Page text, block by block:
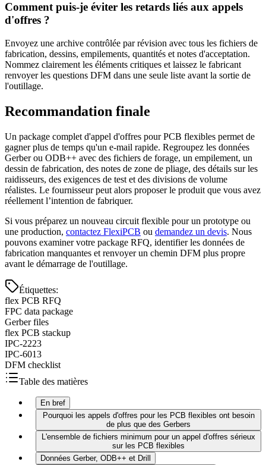
Comment puis-je éviter les retards liés aux appels
d'offres ?
Envoyez une archive contrôlée par révision avec tous les fichiers de
fabrication, dessins, empilements, quantités et notes d'acceptation.
Nommez clairement les éléments critiques et laissez le fabricant
renvoyer les questions DFM dans une seule liste avant la sortie de
l'outillage.
Recommandation finale
Un package complet d'appel d'offres pour PCB flexibles permet de
gagner plus de temps qu'un e-mail rapide. Regroupez les données
Gerber ou ODB++ avec des fichiers de forage, un empilement, un
dessin de fabrication, des notes de zone de pliage, des détails sur les
raidisseurs, des exigences de test et des divisions de volume
réalistes. Le fournisseur peut alors proposer le produit que vous avez
réellement l’intention de fabriquer.
Si vous préparez un nouveau circuit flexible pour un prototype ou
une production, contactez FlexiPCB ou demandez un devis. Nous
pouvons examiner votre package RFQ, identifier les données de
fabrication manquantes et renvoyer un chemin DFM plus propre
avant le démarrage de l'outillage.
Étiquettes:
flex PCB RFQ
FPC data package
Gerber files
flex PCB stackup
IPC-2223
IPC-6013
DFM checklist
Table des matières
En bref
Pourquoi les appels d'offres pour les PCB flexibles ont besoin
de plus que des Gerbers
L'ensemble de fichiers minimum pour un appel d'offres sérieux
sur les PCB flexibles
Données Gerber, ODB++ et Drill